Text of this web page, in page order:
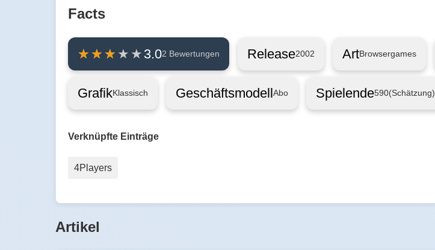
Facts
3.02 Bewertungen Release2002 ArtBrowsergames
GrafikKlassisch GeschäftsmodellAbo Spielende590(Schätzung)
Verknüpfte Einträge
4Players
Artikel